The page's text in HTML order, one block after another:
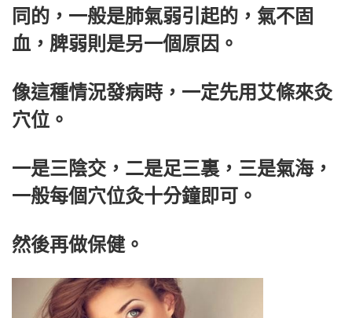
同的，一般是肺氣弱引起的，氣不固
血，脾弱則是另一個原因。
像這種情況發病時，一定先用艾條來灸
穴位。
一是三陰交，二是足三裏，三是氣海，
一般每個穴位灸十分鐘即可。
然後再做保健。